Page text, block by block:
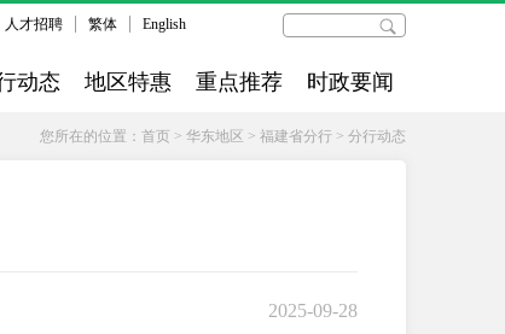
人才招聘 繁体 English
动态 地区特惠 重点推荐 时政要闻
您所在的位置： 首页 > 华东地区 > 福建省分行 > 分行动态
2025-09-28